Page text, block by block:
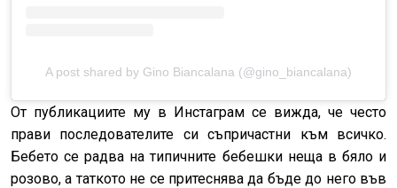
A post shared by Gino Biancalana (@gino_biancalana)
От публикациите му в Инстаграм се вижда, че често
прави последователите си съпричастни към всичко.
Бебето се радва на типичните бебешки неща в бяло и
розово, а таткото не се притеснява да бъде до него във